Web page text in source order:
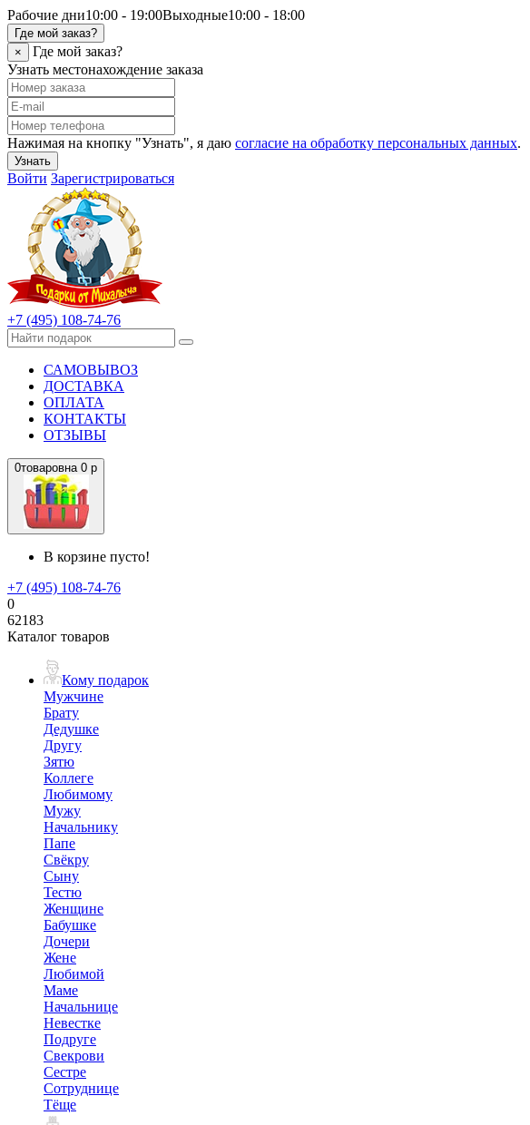
Рабочие дни10:00 - 19:00Выходные10:00 - 18:00
Где мой заказ?
×
Где мой заказ?
Узнать местонахождение заказа
Нажимая на кнопку "Узнать", я даю согласие на обработку персональных данных.
Узнать
Войти Зарегистрироваться
+7 (495) 108-74-76
САМОВЫВОЗ
ДОСТАВКА
ОПЛАТА
КОНТАКТЫ
ОТЗЫВЫ
0товаровна 0 р
В корзине пусто!
+7 (495) 108-74-76
0
62183
Каталог товаров
Кому подарок
Мужчине
Брату
Дедушке
Другу
Зятю
Коллеге
Любимому
Мужу
Начальнику
Папе
Свёкру
Сыну
Тестю
Женщине
Бабушке
Дочери
Жене
Любимой
Маме
Начальнице
Невестке
Подруге
Свекрови
Сестре
Сотруднице
Тёще